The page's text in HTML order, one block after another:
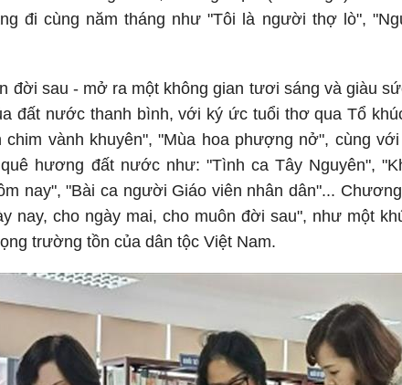
đi cùng năm tháng như "Tôi là người thợ lò",
đời sau - mở ra một không gian tươi sáng và giàu
đất nước thanh bình, với ký ức tuổi thơ qua Tổ
chim vành khuyên", "Mùa hoa phượng nở", cùng
hương đất nước như: "Tình ca Tây Nguyên",
nay", "Bài ca người Giáo viên nhân dân"...
nay, cho ngày mai, cho muôn đời sau", như một
trường tồn của dân tộc Việt Nam.